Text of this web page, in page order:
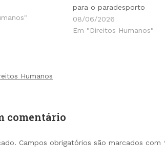
para o paradesporto
08/06/2026
Em "Direitos Humanos"
Humanos
comentário
Campos obrigatórios são marcados com